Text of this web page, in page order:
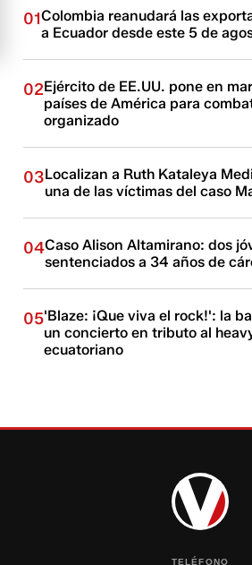
01Colombia reanudará las
a Ecuador desde este 5 de
02Ejército de EE.UU. pone en
países de América para
organizado
03Localizan a Ruth Kataleya
una de las víctimas del caso
04Caso Alison Altamirano: dos
sentenciados a 34 años de
05'Blaze: ¡Que viva el rock!': la
un concierto en tributo al
ecuatoriano
TELÉFONO